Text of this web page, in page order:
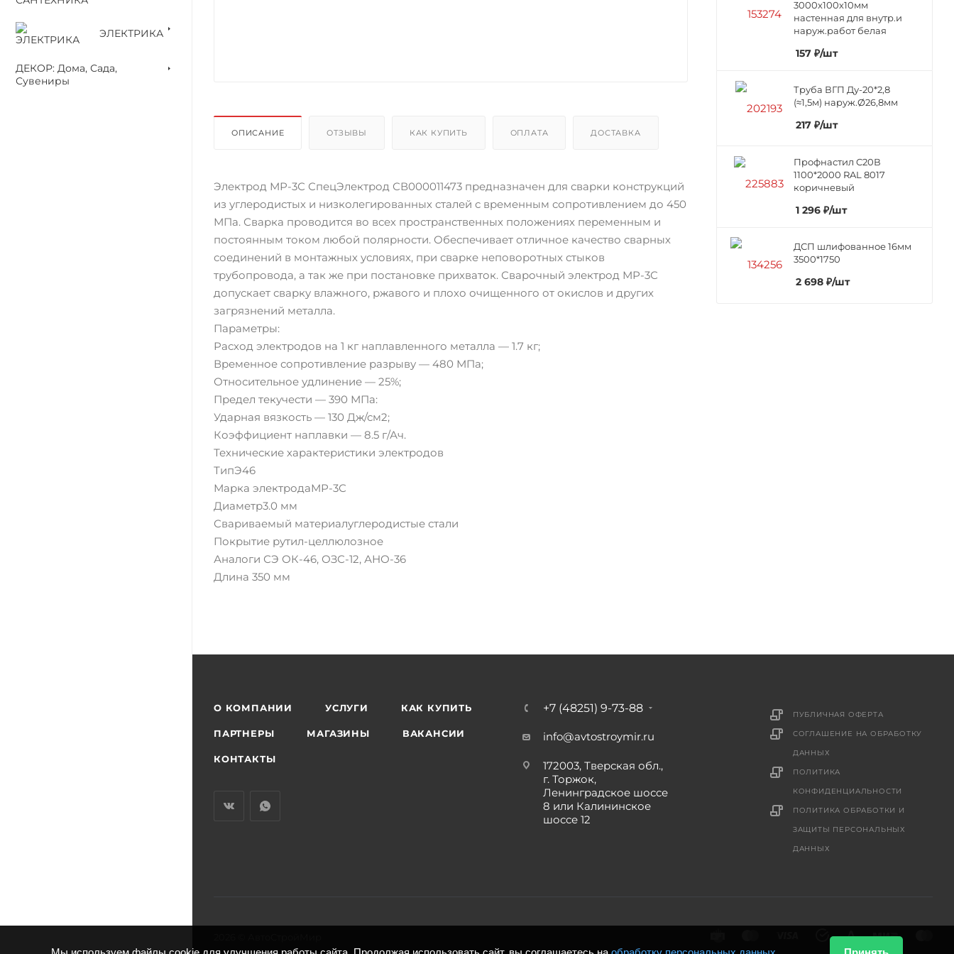
ЭЛЕКТРИКА
ДЕКОР: Дома, Сада,
Сувениры
ОПИСАНИЕ ОТЗЫВЫ КАК КУПИТЬ ОПЛАТА ДОСТАВКА
Электрод МР-3С СпецЭлектрод СВ000011473 предназначен для сварки конструкций
из углеродистых и низколегированных сталей с временным сопротивлением до 450
МПа. Сварка проводится во всех пространственных положениях переменным и
постоянным током любой полярности. Обеспечивает отличное качество сварных
соединений в монтажных условиях, при сварке неповоротных стыков
трубопровода, а так же при постановке прихваток. Сварочный электрод МР-3С
допускает сварку влажного, ржавого и плохо очищенного от окислов и других
загрязнений металла.
Параметры:
Расход электродов на 1 кг наплавленного металла — 1.7 кг;
Временное сопротивление разрыву — 480 МПа;
Относительное удлинение — 25%;
Предел текучести — 390 МПа:
Ударная вязкость — 130 Дж/см2;
Коэффициент наплавки — 8.5 г/Ач.
Технические характеристики электродов
ТипЭ46
Марка электродаМР-3С
Диаметр3.0 мм
Свариваемый материалуглеродистые стали
Покрытие рутил-целлюлозное
Аналоги СЭ ОК-46, ОЗС-12, АНО-36
Длина 350 мм
3000х100х10мм
настенная для внутр.и
наруж.работ белая
157 ₽/шт
Труба ВГП Ду-20*2,8
(≈1,5м) наруж.Ø26,8мм
217 ₽/шт
Профнастил C20В
1100*2000 RAL 8017
коричневый
1 296 ₽/шт
ДСП шлифованное 16мм
3500*1750
2 698 ₽/шт
О КОМПАНИИ УСЛУГИ КАК КУПИТЬ
ПАРТНЕРЫ МАГАЗИНЫ ВАКАНСИИ
КОНТАКТЫ
+7 (48251) 9-73-88
info@avtostroymir.ru
172003, Тверская обл.,
г. Торжок,
Ленинградское шоссе
8 или Калининское
шоссе 12
ПУБЛИЧНАЯ ОФЕРТА
СОГЛАШЕНИЕ НА ОБРАБОТКУ
ДАННЫХ
ПОЛИТИКА
КОНФИДЕНЦИАЛЬНОСТИ
ПОЛИТИКА ОБРАБОТКИ И
ЗАЩИТЫ ПЕРСОНАЛЬНЫХ
ДАННЫХ